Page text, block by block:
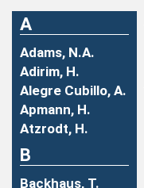
A
Adams, N.A.
Adirim, H.
Alegre Cubillo, A.
Apmann, H.
Atzrodt, H.
B
Backhaus, T.